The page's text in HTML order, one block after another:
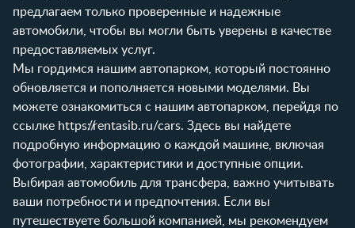
предлагаем только проверенные и надежные
автомобили, чтобы вы могли быть уверены в качестве
предоставляемых услуг.
Мы гордимся нашим автопарком, который постоянно
обновляется и пополняется новыми моделями. Вы
можете ознакомиться с нашим автопарком, перейдя по
ссылке https://rentasib.ru/cars. Здесь вы найдете
подробную информацию о каждой машине, включая
фотографии, характеристики и доступные опции.
Выбирая автомобиль для трансфера, важно учитывать
ваши потребности и предпочтения. Если вы
путешествуете большой компанией, мы рекомендуем